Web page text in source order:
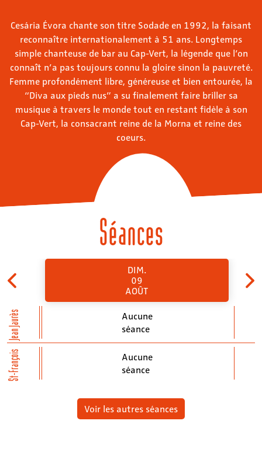
Cesária Évora chante son titre Sodade en 1992, la faisant
reconnaître internationalement à 51 ans. Longtemps
simple chanteuse de bar au Cap-Vert, la légende que l’on
connaît n’a pas toujours connu la gloire sinon la pauvreté.
Femme profondément libre, généreuse et bien entourée, la
“Diva aux pieds nus” a su finalement faire briller sa
musique à travers le monde tout en restant fidèle à son
Cap-Vert, la consacrant reine de la Morna et reine des
coeurs.
Séances
Jean Jaurès
St-François
DIM.
09
AOÛT
Aucune
séance
Aucune
séance
Voir les autres séances